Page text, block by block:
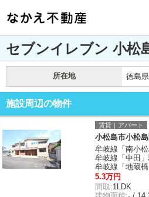
セブンイレブン 小松
所在地 徳島
施設周辺の物件
賃貸｜アパート
小松島市小松
牟岐線「南小
牟岐線「中田
牟岐線「地蔵
5.3万円
間取:1LDK